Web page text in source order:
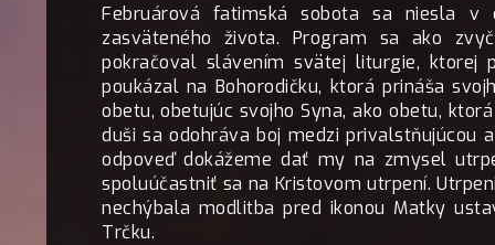
Februárová fatimská sobota sa niesla v
zasväteného života. Program sa ako
pokračoval slávením svätej liturgie, ktorej
poukázal na Bohorodičku, ktorá prináša
obetu, obetujúc svojho Syna, ako obetu,
duši sa odohráva boj medzi privalstňujúcou
odpoveď dokážeme dať my na zmysel
spoluúčastniť sa na Kristovom utrpení.
nechýbala modlitba pred ikonou Matky
Trčku.